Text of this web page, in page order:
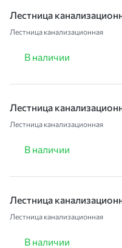
Лестница
Лестница канализационная
В наличии
Лестница
Лестница канализационная
В наличии
Лестница
Лестница канализационная
В наличии